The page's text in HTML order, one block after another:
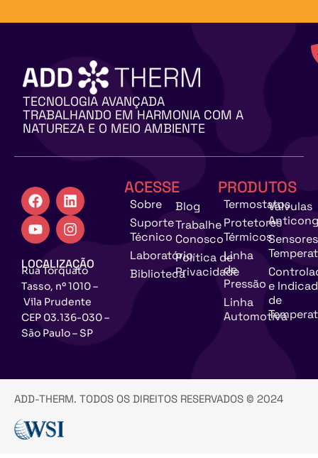
TECNOLOGIA AVANÇADA
TRABALHANDO EM HARMONIA COM A
NATUREZA E O MEIO AMBIENTE
LOCALIZAÇÃO
Rua Torquato
Tasso, nº 1010 –
Vila Prudente
CEP 03.136-030 –
São Paulo – SP
ACESSE
Sobre
Suporte
Técnico
Laboratório
Biblioteca
Blog
Trabalhe
Conosco
Política de
Privacidade
PRODUTOS
Termostatos
Protetores
Térmicos
Linha
de
Pressão
Linha
Automotiva
Válvulas
e
de
ADD-THERM. TODOS OS DIREITOS RESERVADOS © 2024